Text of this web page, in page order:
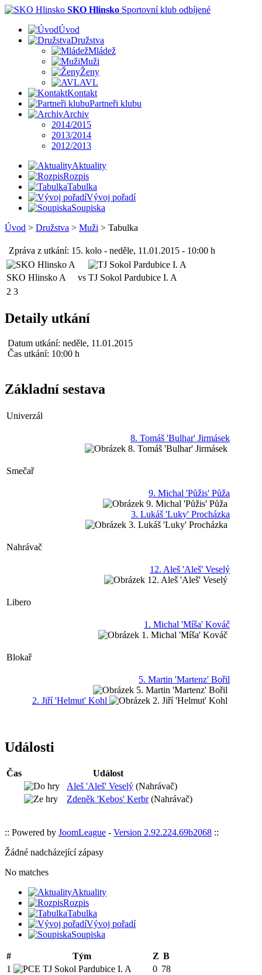
SKO Hlinsko Sportovní klub odbíjené
Úvod
Družstva
Mládež
Muži
Ženy
AVL
Kontakt
Partneři klubu
Archiv
2014/2015
2013/2014
2012/2013
Aktuality
Rozpis
Tabulka
Vývoj pořadí
Soupiska
Úvod > Družstva > Muži > Tabulka
Zpráva z utkání: 15. kolo - neděle, 11.01.2015 - 10:00 h
SKO Hlinsko A vs TJ Sokol Pardubice I. A
2 3
Detaily utkání
Datum utkání: neděle, 11.01.2015
Čas utkání: 10:00 h
Základní sestava
Univerzál
8. Tomáš 'Bulhar' Jirmásek
Smečař
9. Michal 'Půžis' Půža
3. Lukáš 'Luky' Procházka
Nahrávač
12. Aleš 'Aleš' Veselý
Libero
1. Michal 'Míša' Kováč
Blokař
5. Martin 'Martenz' Bořil
2. Jiří 'Helmut' Kohl
Události
Čas
Událost
Aleš 'Aleš' Veselý (Nahrávač)
Zdeněk 'Kebos' Kerbr(Nahrávač)
:: Powered by JoomLeague - Version 2.92.224.69b2068 ::
Žádné nadcházející zápasy
No matches
Aktuality
Rozpis
Tabulka
Vývoj pořadí
Soupiska
# Tým Z B
1
TJ Sokol Pardubice I. A 0 78